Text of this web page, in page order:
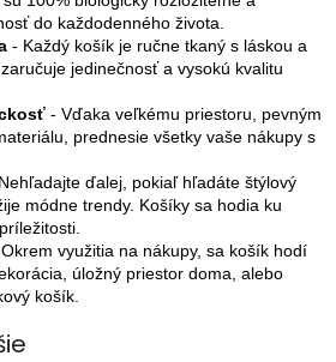
do každodenného života.
- Každý košík je ručne tkaný s láskou a
jedinečnosť a vysokú kvalitu
- Vďaka veľkému priestoru, pevným
prednesie všetky vaše nákupy s
ďalej, pokiaľ hľadáte štýlový
módne trendy. Košíky sa hodia ku
využitia na nákupy, sa košík hodí
úložný priestor doma, alebo
košík.